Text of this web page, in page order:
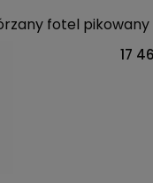
fotel
17